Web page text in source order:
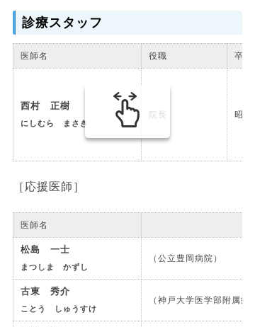
診療スタッフ
医師名 役職 卒年
西村 正樹
にしむら まさき
院長 昭和
［応援医師］
医師名
松島 一士
まつしま かずし
（公立豊岡病院）
古東 秀介
ことう しゅうすけ
（神戸大学医学部附属病